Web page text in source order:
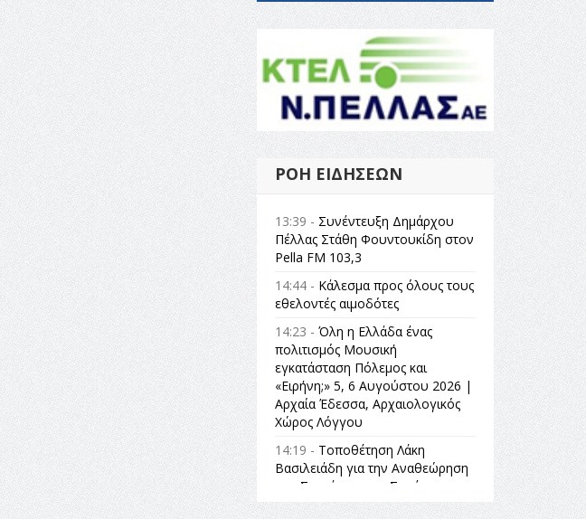
ΡΟΉ ΕΙΔΉΣΕΩΝ
13:39 - Συνέντευξη Δημάρχου
Πέλλας Στάθη Φουντουκίδη στον
Pella FM 103,3
14:44 - Κάλεσμα προς όλους τους
εθελοντές αιμοδότες
14:23 - Όλη η Ελλάδα ένας
πολιτισμός Μουσική
εγκατάσταση Πόλεμος και
«Ειρήνη;» 5, 6 Αυγούστου 2026 |
Αρχαία Έδεσσα, Αρχαιολογικός
Χώρος Λόγγου
14:19 - Τοποθέτηση Λάκη
Βασιλειάδη για την Αναθεώρηση
του Συντάγματος: «Σε τέτοιες
κορυφαίες θεσμικές διαδικασίες